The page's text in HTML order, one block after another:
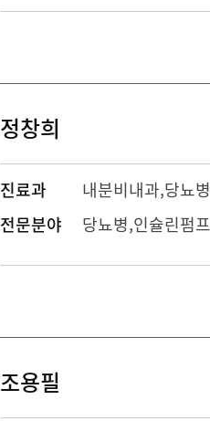
정창희
진료과 내분비내과,당뇨
전문분야
당뇨병,인슐린펌
조용필